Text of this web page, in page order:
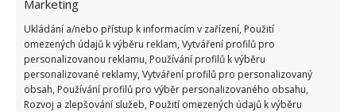
Marketing
Ukládání a/nebo přístup k informacím v zařízení, Použití
omezených údajů k výběru reklam, Vytváření profilů pro
personalizovanou reklamu, Používání profilů k výběru
personalizované reklamy, Vytváření profilů pro personalizovaný
obsah, Používání profilů pro výběr personalizovaného obsahu,
Rozvoj a zlepšování služeb, Použití omezených údajů k výběru